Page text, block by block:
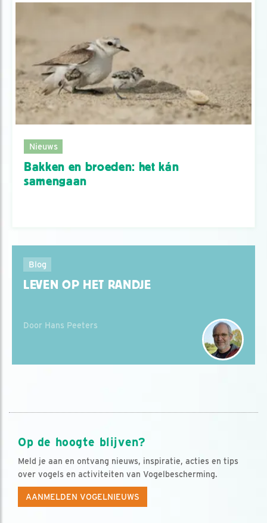
Nieuws
Bakken en broeden: het kán
samengaan
Blog
LEVEN OP HET RANDJE
Door Hans Peeters
Op de hoogte blijven?
Meld je aan en ontvang nieuws, inspiratie, acties en tips
over vogels en activiteiten van Vogelbescherming.
AANMELDEN VOGELNIEUWS